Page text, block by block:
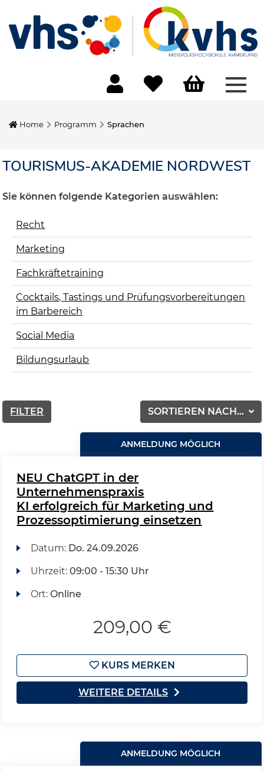
Home Programm Sprachen
TOURISMUS-AKADEMIE NORDWEST
Sie können folgende Kategorien auswählen:
Recht
Marketing
Fachkräftetraining
Cocktails, Tastings und Prüfungsvorbereitungen
im Barbereich
Social Media
Bildungsurlaub
SORTIEREN NACH...
FILTER
ANMELDUNG MÖGLICH
NEU ChatGPT in der
Unternehmenspraxis
KI erfolgreich für Marketing und
Prozessoptimierung einsetzen
Datum: Do. 24.09.2026
Uhrzeit: 09:00 - 15:30 Uhr
Ort: Online
209,00 €
KURS MERKEN
WEITERE DETAILS
ANMELDUNG MÖGLICH